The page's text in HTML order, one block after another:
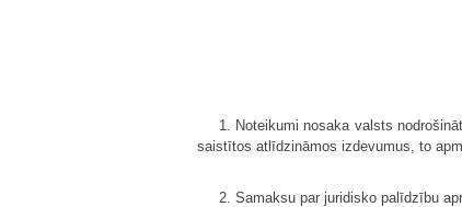
1. Noteikumi nosaka valsts
saistītos atlīdzināmos izdevumus, to
2. Samaksu par juridisko palīdzību